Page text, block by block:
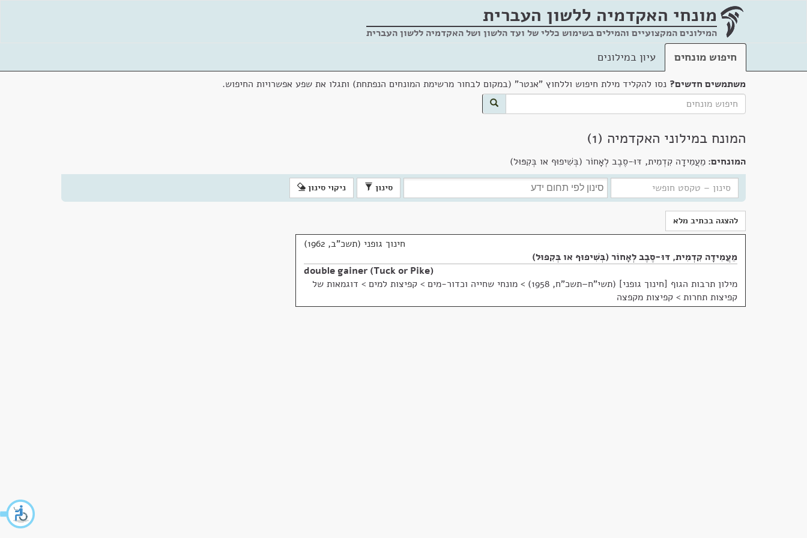
מונחי האקדמיה ללשון העברית
המילונים המקצועיים והמילים בשימוש כללי של ועד הלשון ושל האקדמיה ללשון העברית
חיפוש מונחים עיון במילונים
משתמשים חדשים? נסו להקליד מילת חיפוש וללחוץ "אנטר" (במקום לבחור מרשימת המונחים הנפתחת) ותגלו את שפע אפשרויות החיפוש.
המונח במילוני האקדמיה (1)
המונחים: מֵעֲמִידָה קִדְמִית, דּוּ-סֶבֶב לְאָחוֹר (בְּשִׁיפוּף או בְּקִפּוּל)
סינון ניקוי סינון
להצגה בכתיב מלא
חינוך גופני (תשכ"ב, 1962)
מֵעֲמִידָה קִדְמִית, דּוּ-סֶבֶב לְאָחוֹר (בְּשִׁיפוּף או בְּקִפּוּל)
double gainer (Tuck or Pike)
מילון תרבות הגוף [חינוך גופני] (תשי"ח–תשכ"ח, 1958)
> מונחי שחייה וכדור-מים > קפיצות למים > דוגמאות של
קפיצות תחרות > קפיצות מקפצה